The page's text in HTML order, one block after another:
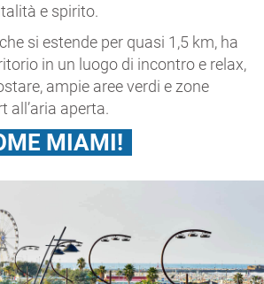
e spirito.
si estende per quasi 1,5 km, ha
in un luogo di incontro e relax,
ampie aree verdi e zone
all’aria aperta.
MIAMI!